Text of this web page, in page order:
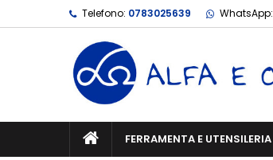
Telefono: 0783025639 WhatsApp:
FERRAMENTA E UTENSILERIA